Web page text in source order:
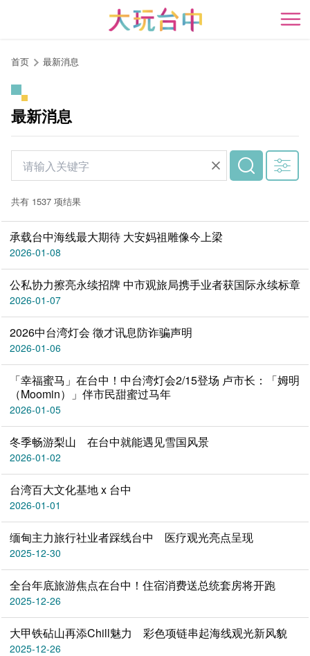
开
首页 最新消息
最新消息
共有 1537 项结果
承载台中海线最大期待 大安妈祖雕像今上梁
2026-01-08
公私协力擦亮永续招牌 中市观旅局携手业者获国际永续标章
2026-01-07
2026中台湾灯会 徵才讯息防诈骗声明
2026-01-06
「幸福蜜马」在台中！中台湾灯会2/15登场 卢市长：「姆明
（Moomin）」伴市民甜蜜过马年
2026-01-05
冬季畅游梨山 在台中就能遇见雪国风景
2026-01-02
台湾百大文化基地 x 台中
2026-01-01
缅甸主力旅行社业者踩线台中 医疗观光亮点呈现
2025-12-30
全台年底旅游焦点在台中！住宿消费送总统套房将开跑
2025-12-26
大甲铁砧山再添Chill魅力 彩色项链串起海线观光新风貌
2025-12-26